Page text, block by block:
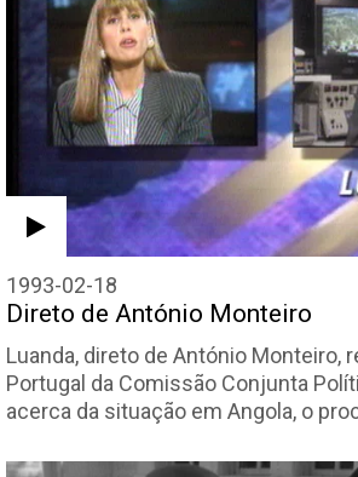
1993-02-18
Direto de António Monteiro
Luanda, direto de António Monteiro,
Portugal da Comissão Conjunta
acerca da situação em Angola, o